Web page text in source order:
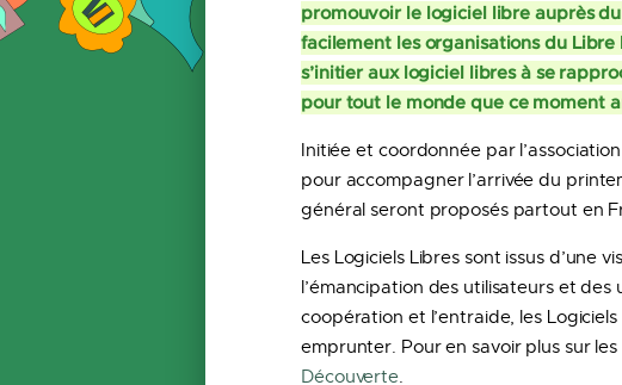
promouvoir le logiciel libre auprès
facilement les organisations du
s’initier aux logiciel libres à se
pour tout le monde que ce moment
Initiée et coordonnée par l’association
pour accompagner l’arrivée du
général seront proposés partout en
Les Logiciels Libres sont issus d’une
l’émancipation des utilisateurs et
coopération et l’entraide, les
emprunter. Pour en savoir plus sur
Découverte.